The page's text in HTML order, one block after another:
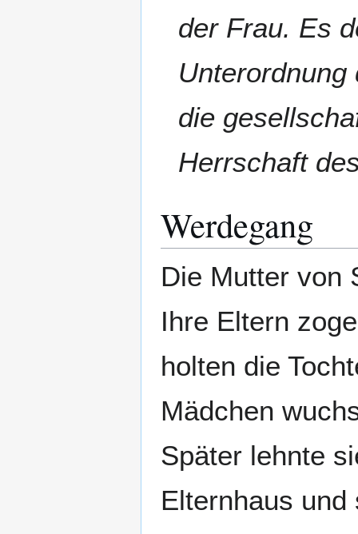
der Frau. Es
die
Herrschaft
Werdegang
Die Mutter von
Ihre Eltern
holten die
Mädchen
Später lehnte
Elternhaus